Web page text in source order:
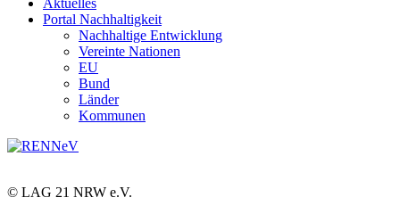
Aktuelles
Portal Nachhaltigkeit
Nachhaltige Entwicklung
Vereinte Nationen
EU
Bund
Länder
Kommunen
© LAG 21 NRW e.V.